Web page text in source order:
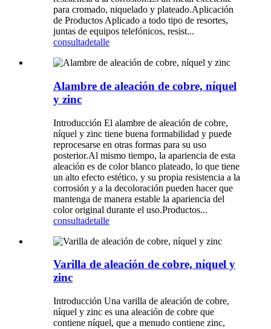
para cromado, niquelado y plateado.Aplicación
de Productos Aplicado a todo tipo de resortes,
juntas de equipos telefónicos, resist...
consultadetalle
Alambre de aleación de cobre, níquel
y zinc
Introducción El alambre de aleación de cobre,
níquel y zinc tiene buena formabilidad y puede
reprocesarse en otras formas para su uso
posterior.Al mismo tiempo, la apariencia de esta
aleación es de color blanco plateado, lo que tiene
un alto efecto estético, y su propia resistencia a la
corrosión y a la decoloración pueden hacer que
mantenga de manera estable la apariencia del
color original durante el uso.Productos...
consultadetalle
Varilla de aleación de cobre, níquel y
zinc
Introducción Una varilla de aleación de cobre,
níquel y zinc es una aleación de cobre que
contiene níquel, que a menudo contiene zinc,